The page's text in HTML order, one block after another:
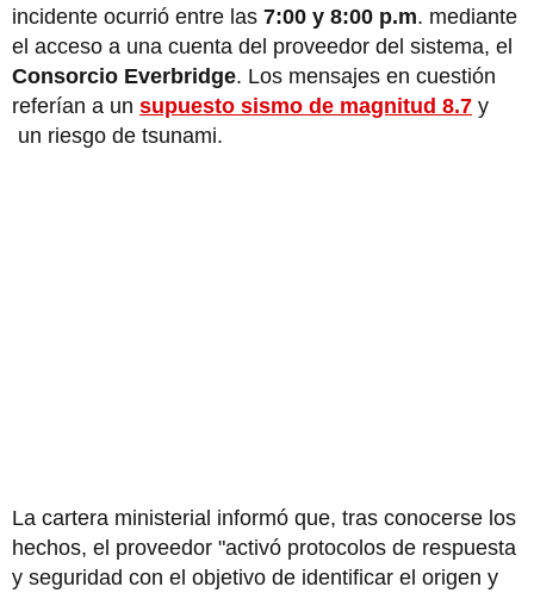
incidente ocurrió entre las 7:00 y 8:00 p.m. mediante
el acceso a una cuenta del proveedor del sistema, el
Consorcio Everbridge. Los mensajes en cuestión
referían a un supuesto sismo de magnitud 8.7 y
un riesgo de tsunami.
La cartera ministerial informó que, tras conocerse los
hechos, el proveedor "activó protocolos de respuesta
y seguridad con el objetivo de identificar el origen y